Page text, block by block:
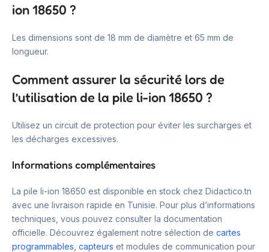
ion 18650 ?
Les dimensions sont de 18 mm de diamètre et 65 mm de
longueur.
Comment assurer la sécurité lors de
l’utilisation de la pile li-ion 18650 ?
Utilisez un circuit de protection pour éviter les surcharges et
les décharges excessives.
Informations complémentaires
La pile li-ion 18650 est disponible en stock chez Didactico.tn
avec une livraison rapide en Tunisie. Pour plus d’informations
techniques, vous pouvez consulter la documentation
officielle. Découvrez également notre sélection de cartes
programmables capteurs et modules de communication pour